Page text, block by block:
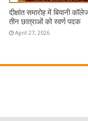
दीक्षांत समारोह में बियानी
तीन छात्राओं को स्वर्ण पदक
April 27, 2026